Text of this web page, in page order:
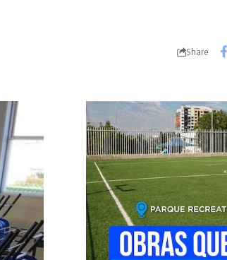
Share